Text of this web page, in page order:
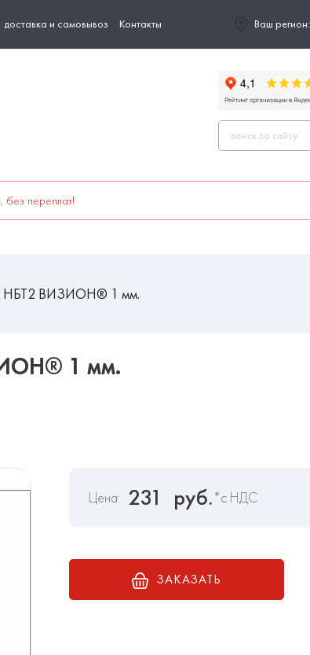
и самовывоз Контакты Ваш регион:
без переплат!
НБТ2 ВИЗИОН® 1 мм.
1 мм.
Цена: 231 руб.*с НДС
ЗАКАЗАТЬ